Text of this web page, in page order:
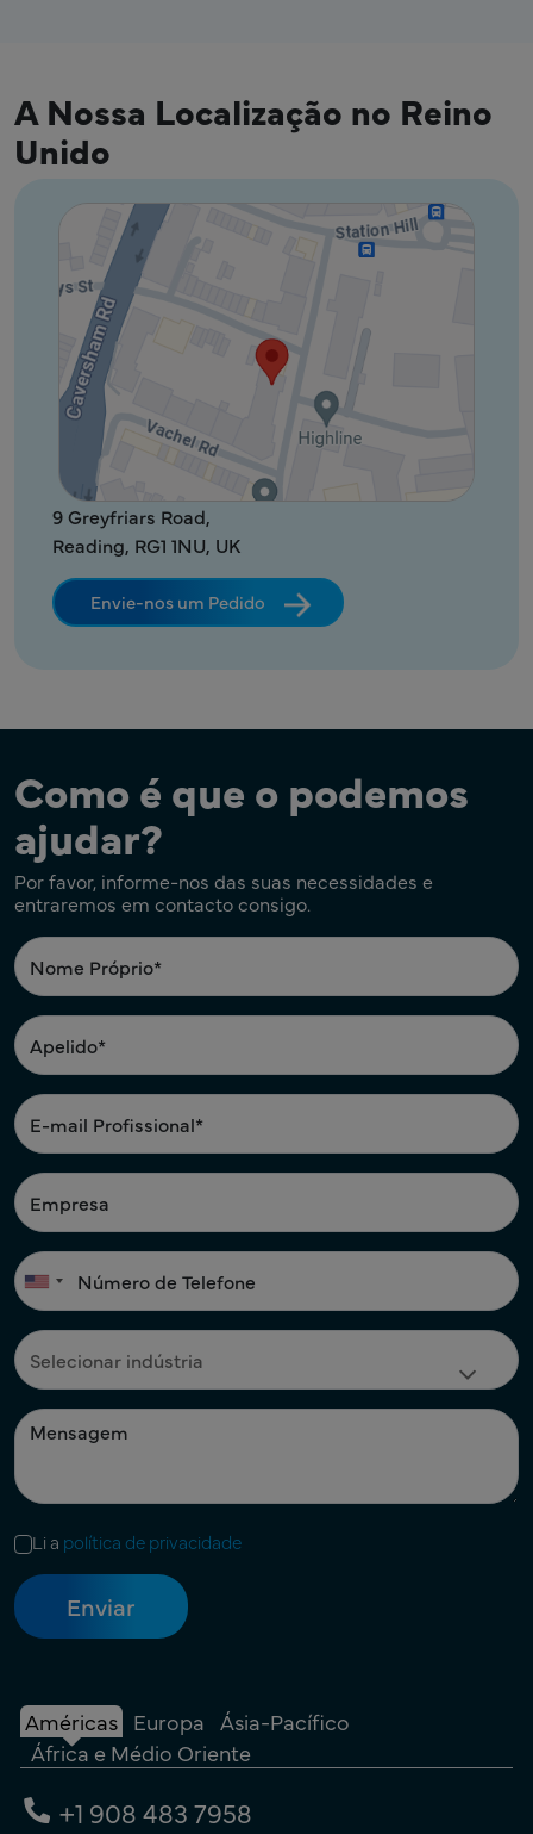
A Nossa Localização no Reino
Unido
9 Greyfriars Road,
Reading, RG1 1NU, UK
Envie-nos um Pedido
Como é que o podemos
ajudar?
Por favor, informe-nos das suas necessidades e
entraremos em contacto consigo.
Li a política de privacidade
Américas Europa Ásia-Pacífico
África e Médio Oriente
+1 908 483 7958